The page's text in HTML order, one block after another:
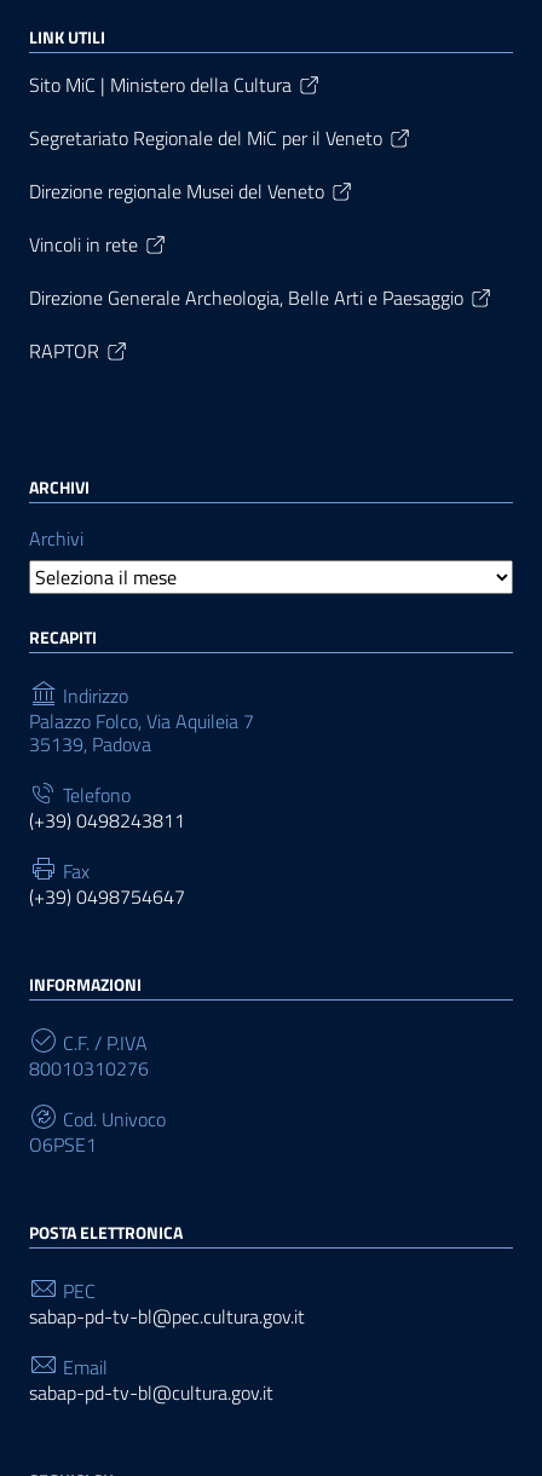
LINK UTILI
Sito MiC | Ministero della Cultura
Segretariato Regionale del MiC per il Veneto
Direzione regionale Musei del Veneto
Vincoli in rete
Direzione Generale Archeologia, Belle Arti e Paesaggio
RAPTOR
ARCHIVI
Archivi
RECAPITI
Indirizzo
Palazzo Folco, Via Aquileia 7
35139, Padova
Telefono
(+39) 0498243811
Fax
(+39) 0498754647
INFORMAZIONI
C.F. / P.IVA
80010310276
Cod. Univoco
O6PSE1
POSTA ELETTRONICA
PEC
sabap-pd-tv-bl@pec.cultura.gov.it
Email
sabap-pd-tv-bl@cultura.gov.it